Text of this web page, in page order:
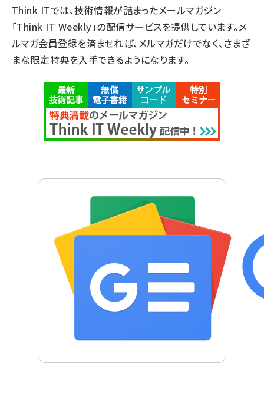
Think ITでは、技術情報が詰まったメールマガジン
「Think IT Weekly」の配信サービスを提供しています。メ
ルマガ会員登録を済ませれば、メルマガだけでなく、さまざ
まな限定特典を入手できるようになります。